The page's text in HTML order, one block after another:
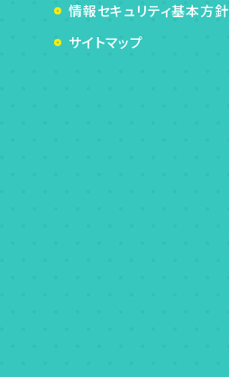
情報セキュリティ基本方針
サイトマップ